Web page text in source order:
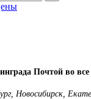
Почтой во все
Новосибирск,